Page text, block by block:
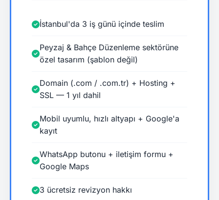
İstanbul'da 3 iş günü içinde teslim
Peyzaj & Bahçe Düzenleme sektörüne
özel tasarım (şablon değil)
Domain (.com / .com.tr) + Hosting +
SSL — 1 yıl dahil
Mobil uyumlu, hızlı altyapı + Google'a
kayıt
WhatsApp butonu + iletişim formu +
Google Maps
3 ücretsiz revizyon hakkı